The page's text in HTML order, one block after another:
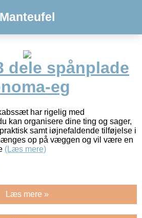
Manteufel
dele spånplade
eg
har rigelig med
kan organisere dine ting og sager,
samt iøjnefaldende tilføjelse i
op på væggen og vil være en
(Læs mere)
Læs mere »